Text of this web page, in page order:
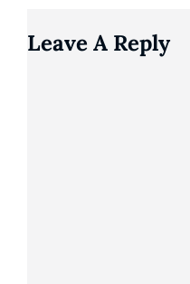
Leave A Reply